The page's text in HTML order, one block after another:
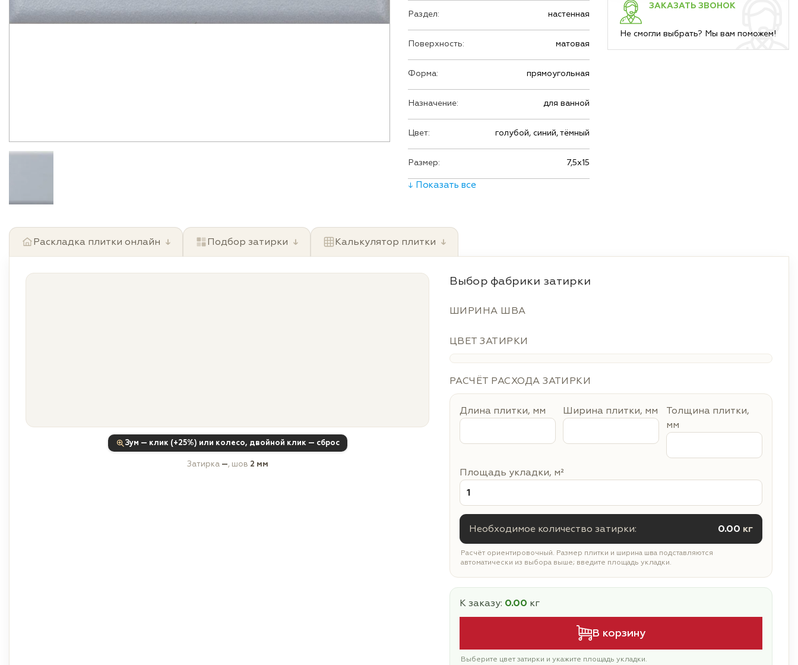
Раздел: настенная
Поверхность: матовая
Форма: прямоугольная
Назначение: для ванной
Цвет: голубой, синий, тёмный
Размер: 7,5х15
↓ Показать все
ЗАКАЗАТЬ ЗВОНОК
Не смогли выбрать? Мы вам поможем!
Раскладка плитки онлайн ↓ Подбор затирки ↓ Калькулятор плитки ↓
Зум — клик (+25%) или колесо, двойной клик — сброс
Затирка —, шов 2 мм
Выбор фабрики затирки
ШИРИНА ШВА
ЦВЕТ ЗАТИРКИ
РАСЧЁТ РАСХОДА ЗАТИРКИ
Длина плитки, мм Ширина плитки, мм
Толщина плитки,
мм
Площадь укладки, м²
Необходимое количество затирки: 0.00 кг
Расчёт ориентировочный. Размер плитки и ширина шва подставляются
автоматически из выбора выше; введите площадь укладки.
К заказу: 0.00 кг
В корзину
Выберите цвет затирки и укажите площадь укладки.